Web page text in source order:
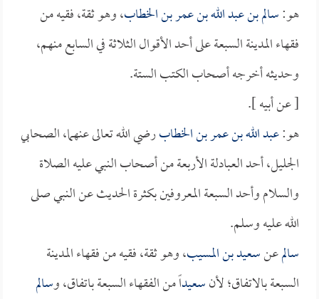
هو:سالم بن عبد الله بن عمر بن الخطاب، وهو ثقة، فقيه من
فقهاء المدينة السبعة على أحد الأقوال الثلاثة في السابع منهم،
وحديثه أخرجه أصحاب الكتب الستة.
[ عن أبيه ].
هو:عبد الله بن عمر بن الخطابرضي الله تعالى عنهما، الصحابي
الجليل، أحد العبادلة الأربعة من أصحاب النبي عليه الصلاة
والسلام وأحد السبعة المعروفين بكثرة الحديث عن النبي صلى
الله عليه وسلم.
سالمعنسعيد بن المسيب، وهو ثقة، فقيه من فقهاء المدينة
السبعة بالاتفاق؛ لأنسعيداً من الفقهاء السبعة باتفاق، وسالم